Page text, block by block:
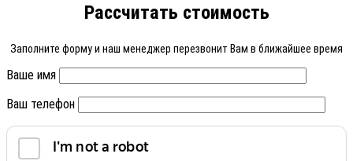
Рассчитать стоимость
Заполните форму и наш менеджер перезвонит Вам в ближайшее время
Ваше имя
Ваш телефон